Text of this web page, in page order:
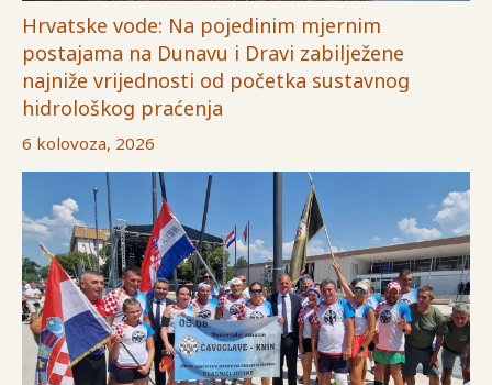
Hrvatske vode: Na pojedinim mjernim
postajama na Dunavu i Dravi zabilježene
najniže vrijednosti od početka sustavnog
hidrološkog praćenja
6 kolovoza, 2026